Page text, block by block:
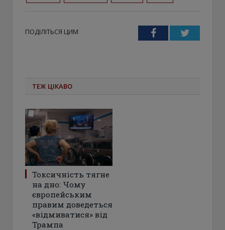
ПОДІЛІТЬСЯ ЦИМ FacebookTwitter
ТЕЖ ЦІКАВО
Токсичність тягне
на дно: Чому
європейським
правим доведеться
«відмиватися» від
Трампа